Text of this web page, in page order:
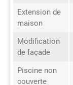
Extension de
maison
Modification
de façade
Piscine non
couverte